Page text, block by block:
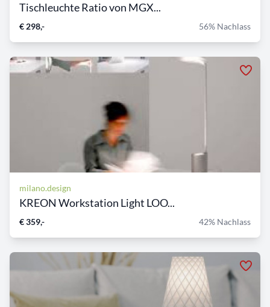
Tischleuchte Ratio von MGX...
€ 298,- 56% Nachlass
milano.design
KREON Workstation Light LOO...
€ 359,- 42% Nachlass